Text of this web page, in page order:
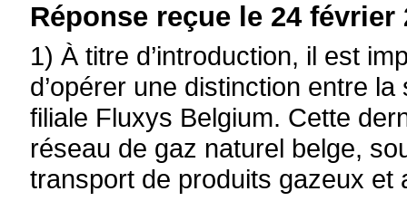
Réponse reçue le 24 février
1) À titre d’introduction, il est
d’opérer une distinction entre
filiale Fluxys Belgium. Cette
réseau de gaz naturel belge,
transport de produits gazeux